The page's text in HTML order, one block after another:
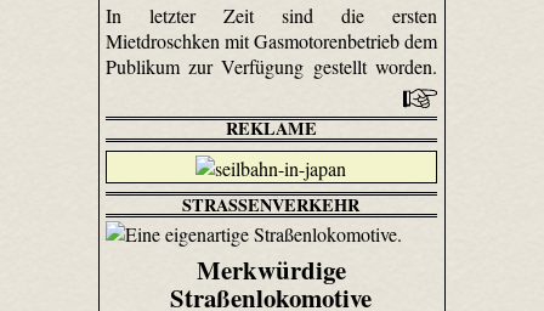
In letzter Zeit sind die ersten
Mietdroschken mit Gasmotorenbetrieb dem
Publikum zur Verfügung gestellt worden.
REKLAME
STRASSENVERKEHR
Merkwürdige
Straßenlokomotive